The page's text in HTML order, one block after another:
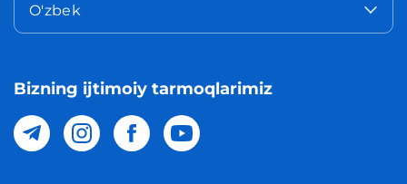
O'zbek
Bizning ijtimoiy tarmoqlarimiz